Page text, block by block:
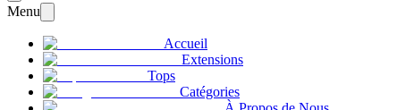
Menu
Accueil
Extensions
Tops
Catégories